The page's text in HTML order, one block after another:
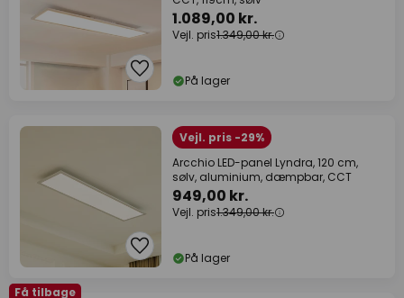
1.089,00 kr.
Vejl. pris1.349,00 kr.
På lager
Vejl. pris -29%
Arcchio LED-panel Lyndra, 120 cm,
sølv, aluminium, dæmpbar, CCT
949,00 kr.
Vejl. pris1.349,00 kr.
På lager
Få tilbage